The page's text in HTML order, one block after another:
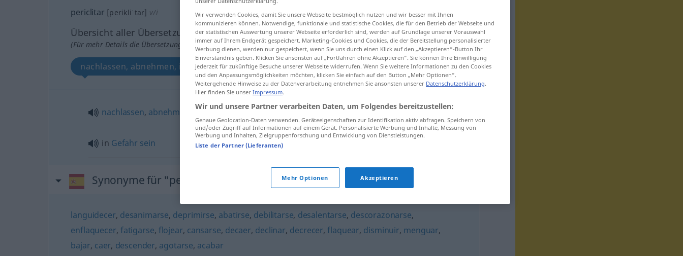
periclitar [perikliˈtar] v/i
Übersicht aller Übersetzungen
(Für mehr Details die Übersetzung anklicken/antippen)
nachlassen, abnehmen, in Gefahr sein
nachlassen, abnehmen periclitar(≈ decaer)
in Gefahr sein
Synonyme für "periclitar"
languidecer, desanimarse, deprimirse, abatirse, debilitarse, desalentarse, descorazonarse,
enflaquecer, fatigarse, flojear, cansarse, decaer, declinar, decrecer,flaquear, disminuir, menguar,
bajar, caer, descender, agotarse, acabar
Wir verwenden Cookies, damit Sie unsere Webseite bestmöglich nutzen und wir besser mit Ihnen
kommunizieren können. Notwendige, funktionale und statistische Cookies, die für den Betrieb der Webseite und
der statistischen Auswertung unserer Webseite erforderlich sind, werden auf Grundlage unserer Vorauswahl
immer auf Ihrem Endgerät gespeichert. Marketing-Cookies und Cookies, die der Bereitstellung personalisierter
Werbung dienen, werden nur gespeichert, wenn Sie uns durch einen Klick auf den „Akzeptieren“-Button Ihr
Einverständnis geben. Klicken Sie ansonsten auf „Fortfahren ohne Akzeptieren“. Sie können Ihre Einwilligung
jederzeit für zukünftige Besuche unserer Webseite widerrufen. Wenn Sie weitere Informationen zu den Cookies
und den Anpassungsmöglichkeiten möchten, klicken Sie einfach auf den Button „Mehr Optionen“.
Weitergehende Hinweise zu der Datenverarbeitung entnehmen Sie ansonsten unserer Datenschutzerklärung.
Hier finden Sie unser Impressum.
Wir und unsere Partner verarbeiten Daten, um Folgendes bereitzustellen:
Genaue Geolocation-Daten verwenden. Geräteeigenschaften zur Identifikation aktiv abfragen. Speichern von
und/oder Zugriff auf Informationen auf einem Gerät. Personalisierte Werbung und Inhalte, Messung von
Werbung und Inhalten, Zielgruppenforschung und Entwicklung von Dienstleistungen.
Liste der Partner (Lieferanten)
Mehr Optionen Akzeptieren